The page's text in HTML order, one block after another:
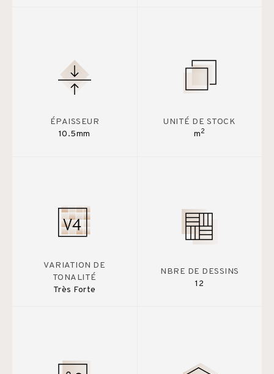
ÉPAISSEUR
10.5mm
UNITÉ DE STOCK
m2
VARIATION DE
TONALITÉ
Très Forte
NBRE DE DESSINS
12